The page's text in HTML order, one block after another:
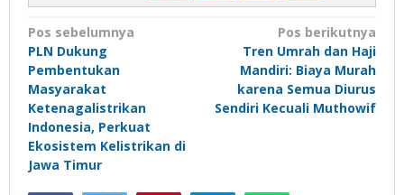
Navigasi
pos
Pos sebelumnya
PLN Dukung
Pembentukan
Masyarakat
Ketenagalistrikan
Indonesia, Perkuat
Ekosistem Kelistrikan di
Jawa Timur
Pos berikutnya
Tren Umrah dan Haji
Mandiri: Biaya Murah
karena Semua Diurus
Sendiri Kecuali Muthowif